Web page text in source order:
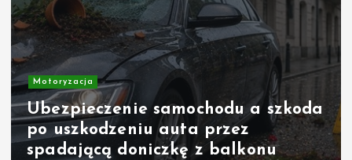
Motoryzacja
Ubezpieczenie samochodu a szkoda
po uszkodzeniu auta przez
spadającą doniczkę z balkonu